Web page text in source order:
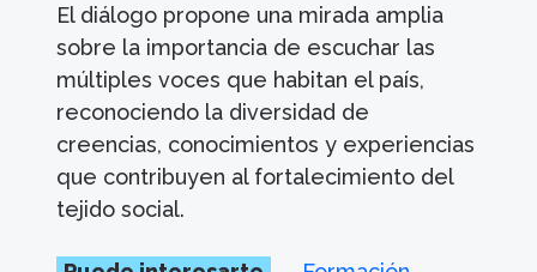
El diálogo propone una mirada amplia
sobre la importancia de escuchar las
múltiples voces que habitan el país,
reconociendo la diversidad de
creencias, conocimientos y experiencias
que contribuyen al fortalecimiento del
tejido social.